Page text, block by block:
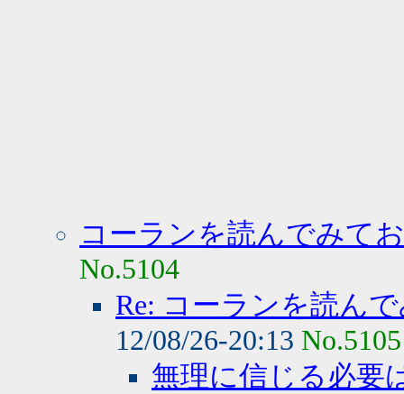
コーランを読んでみ
No.5104
Re: コーランを読ん
12/08/26-20:13 No.5105
無理に信じる必要